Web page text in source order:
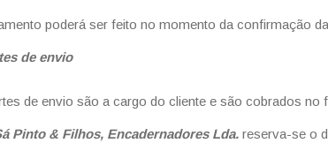
poderá ser feito no momento da confirmação
de envio
de envio são a cargo do cliente e são cobrados
Pinto & Filhos, Encadernadores Lda. reserva-se o